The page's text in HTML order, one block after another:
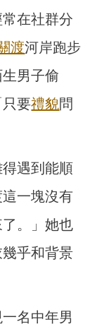
常在社群分
渡河岸跑步
男子偷
只要禮貌問
遇到能順
一塊沒有
。」她也
乎和背景
名中年男